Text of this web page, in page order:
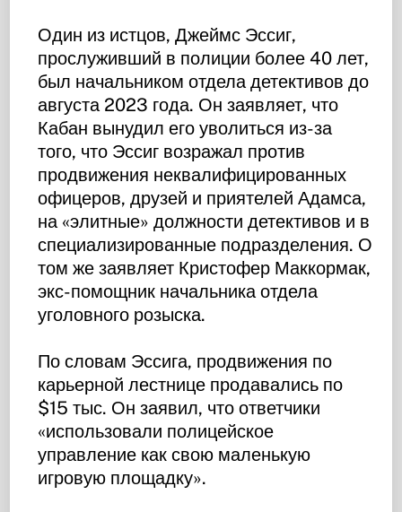
Один из истцов, Джеймс Эссиг,
прослуживший в полиции более 40 лет,
был начальником отдела детективов до
августа 2023 года. Он заявляет, что
Кабан вынудил его уволиться из-за
того, что Эссиг возражал против
продвижения неквалифицированных
офицеров, друзей и приятелей Адамса,
на «элитные» должности детективов и в
специализированные подразделения. О
том же заявляет Кристофер Маккормак,
экс-помощник начальника отдела
уголовного розыска.
По словам Эссига, продвижения по
карьерной лестнице продавались по
$15 тыс. Он заявил, что ответчики
«использовали полицейское
управление как свою маленькую
игровую площадку».